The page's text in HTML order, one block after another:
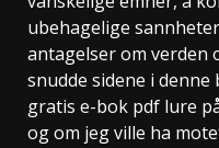
ubehagelige
antagelser om verden
snudde sidene i
gratis e-bok pdf lure
og om jeg ville ha